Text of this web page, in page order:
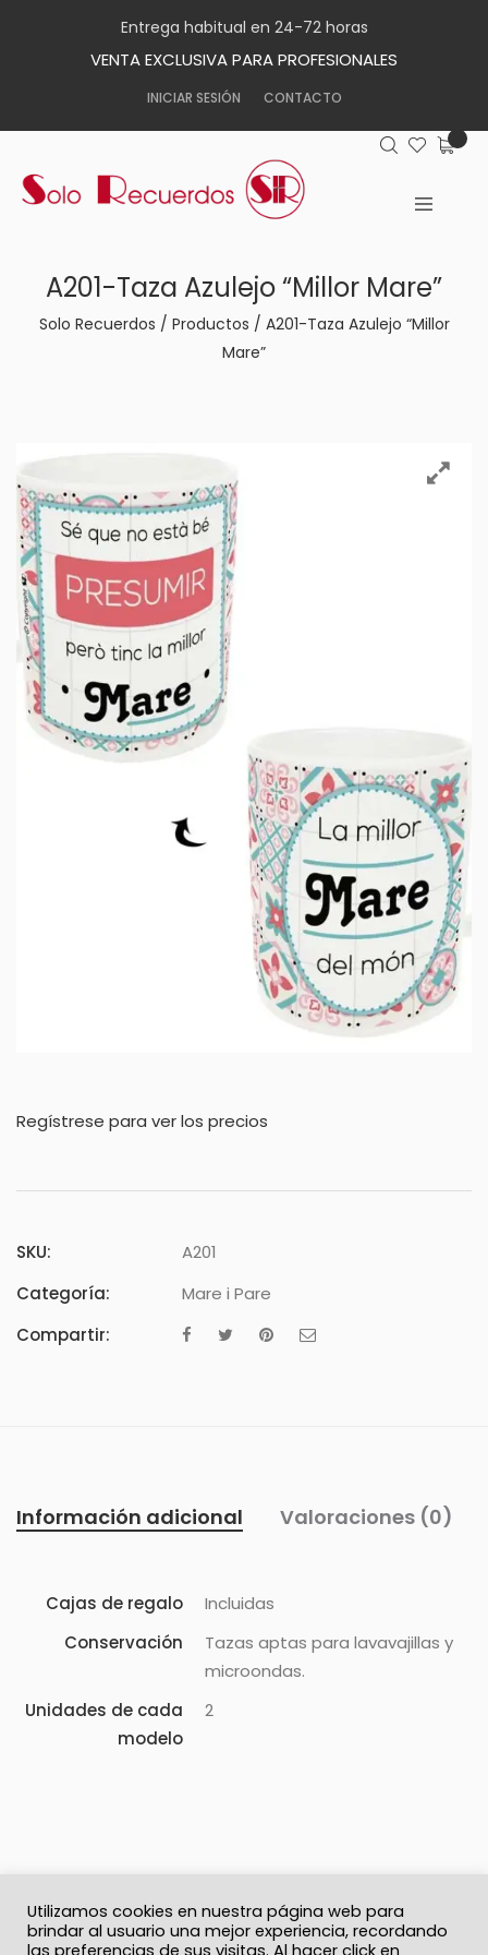
Entrega habitual en 24-72 horas
VENTA EXCLUSIVA PARA PROFESIONALES
INICIAR SESIÓN CONTACTO
A201-Taza Azulejo “Millor Mare”
Solo Recuerdos / Productos / A201-Taza Azulejo “Millor
Mare”
Regístrese para ver los precios
SKU:
A201
Categoría:
Mare i Pare
Compartir:
Información adicional Valoraciones (0)
Cajas de regalo
Incluidas
Conservación
Tazas aptas para lavavajillas y
microondas.
Unidades de cada
modelo
2
Utilizamos cookies en nuestra página web para
brindar al usuario una mejor experiencia, recordando
las preferencias de sus visitas. Al hacer click en